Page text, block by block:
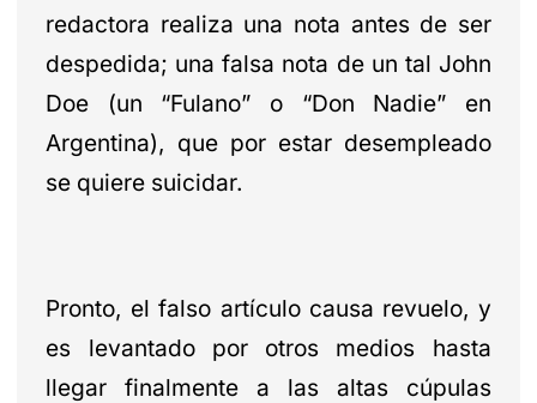
redactora realiza una nota antes de ser
despedida; una falsa nota de un tal John
Doe (un “Fulano” o “Don Nadie” en
Argentina), que por estar desempleado
se quiere suicidar.
Pronto, el falso artículo causa revuelo, y
es levantado por otros medios hasta
llegar finalmente a las altas cúpulas